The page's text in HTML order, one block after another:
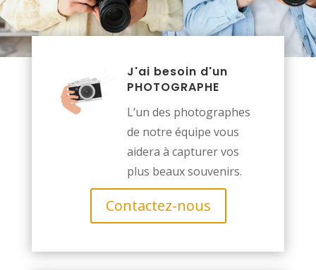
J'ai besoin d'un
PHOTOGRAPHE
L’un des photographes
de notre équipe vous
aidera à capturer vos
plus beaux souvenirs.
Contactez-nous